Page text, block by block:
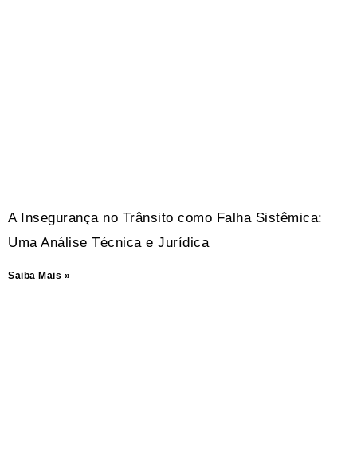
A Insegurança no Trânsito como Falha Sistêmica:
Uma Análise Técnica e Jurídica
Saiba Mais »